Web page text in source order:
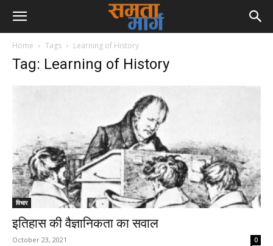
Home Tags Learning of History
Tag: Learning of History
विचार
इतिहास की वैज्ञानिकता का सवाल
October 23, 2021 0